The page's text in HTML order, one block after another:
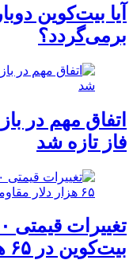
برمی‌گردد؟
اتفاق مهم در
فاز تازه شد
بیت‌کوین در ۶۵ هزار دلار مقاومت کرد؟